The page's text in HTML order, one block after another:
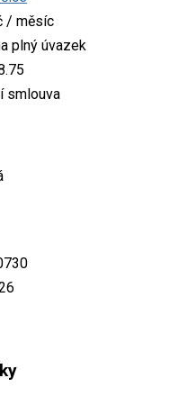
/ měsíc
plný úvazek
smlouva